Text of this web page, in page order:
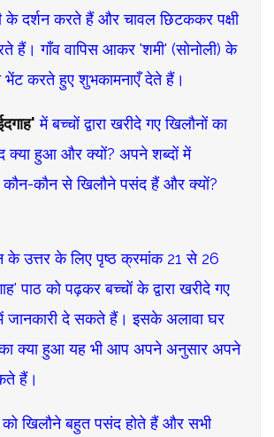
के दर्शन करते हैं और चावल छिटककर पक्षी
हैं। गाँव वापिस आकर 'शमी' (सोनोली) के
भेंट करते हुए शुभकामनाएँ देते हैं।
में बच्चों द्वारा खरीदे गए खिलौनों का
क्या हुआ और क्यों? अपने शब्दों में
कौन से खिलौने पसंद हैं और क्यों?
के उत्तर के लिए पृष्ठ क्रमांक 21 से 26
पाठ को पढ़कर बच्चों के द्वारा खरीदे गए
जानकारी दे सकते हैं। इसके अलावा घर
का क्या हुआ यह भी आप अपने अनुसार अपने
हैं।
को खिलौने बहुत पसंद होते हैं और सभी